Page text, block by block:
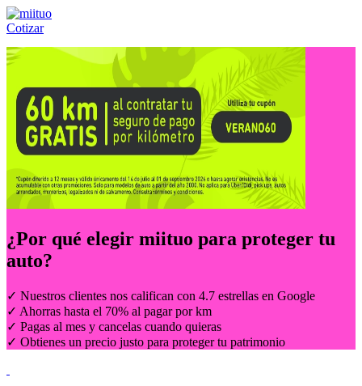
Cotizar
Llámanos al:(55) 84-21-05-00 ó
¿Por qué elegir miituo para proteger tu
auto?
✓ Nuestros clientes nos califican con 4.7 estrellas en Google
✓ Ahorras hasta el 70% al pagar por km
✓ Pagas al mes y cancelas cuando quieras
✓ Obtienes un precio justo para proteger tu patrimonio